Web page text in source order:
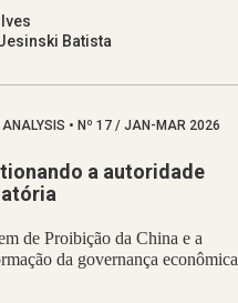
Batista
ANALYSIS • Nº 17 / JAN-MAR 2026
a autoridade
de Proibição da China e a
da governança econômica